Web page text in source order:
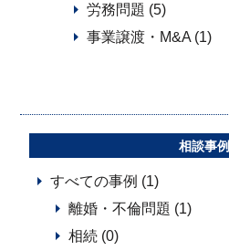
労務問題 (5)
事業譲渡・M&A (1)
相談事例
すべての事例 (1)
離婚・不倫問題 (1)
相続 (0)